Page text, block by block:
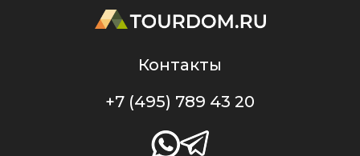
Контакты
+7 (495) 789 43 20